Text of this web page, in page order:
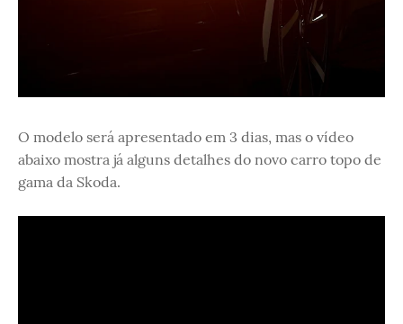
O modelo será apresentado em 3 dias, mas o vídeo
abaixo mostra já alguns detalhes do novo carro topo de
gama da Skoda.